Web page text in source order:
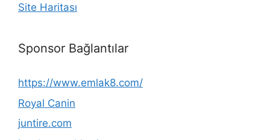
Site Haritası
Sponsor Bağlantılar
https://www.emlak8.com/
Royal Canin
juntire.com